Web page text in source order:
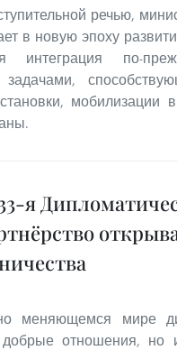
речью,
в новую эпоху
интеграция по-
задачами,
я
меняющемся мире
добрые отношения, но